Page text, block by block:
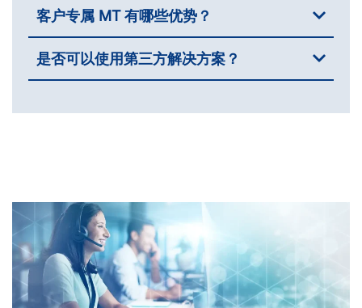
客户专属 MT 有哪些优势？
是否可以使用第三方解决方案？